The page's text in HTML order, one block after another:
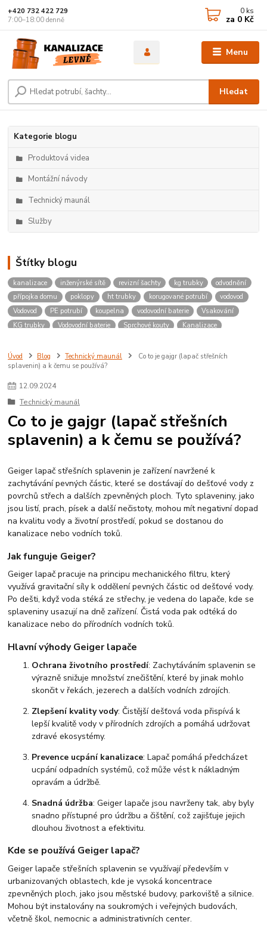
Menu
Hledat
+420 732 422 729
7:00–18:00 denně
0 ks
za 0 Kč
Kategorie blogu
Produktová videa
Montážní návody
Technický maunál
Služby
Štítky blogu
kanalizace inženýrské sítě revizní šachty kg trubky
odvodnění
přípojka domu
poklopy ht trubky korugované potrubí
vodovod
Vodovod
PE potrubí koupelna vodovodní baterie
Vsakování
KG trubky
Vodovodní baterie Sprchové kouty
Kanalizace
Úvod
Blog Technický maunál
Co to je gajgr (lapač střešních
splavenin) a k čemu se používá?
12.09.2024
Technický maunál
Co to je gajgr (lapač střešních
splavenin) a k čemu se používá?
Geiger lapač střešních splavenin je zařízení navržené k
zachytávání pevných částic, které se dostávají do dešťové vody z
povrchů střech a dalších zpevněných ploch. Tyto splaveniny, jako
jsou listí, prach, písek a další nečistoty, mohou mít negativní dopad
na kvalitu vody a životní prostředí, pokud se dostanou do
kanalizace nebo vodních toků.
Jak funguje Geiger?
Geiger lapač pracuje na principu mechanického filtru, který
využívá gravitační síly k oddělení pevných částic od dešťové vody.
Po dešti, když voda stéká ze střechy, je vedena do lapače, kde se
splaveniny usazují na dně zařízení. Čistá voda pak odtéká do
kanalizace nebo do přírodních vodních toků.
Hlavní výhody Geiger lapače
Ochrana životního prostředí: Zachytáváním splavenin se
výrazně snižuje množství znečištění, které by jinak mohlo
skončit v řekách, jezerech a dalších vodních zdrojích.
Zlepšení kvality vody: Čistější dešťová voda přispívá k
lepší kvalitě vody v přírodních zdrojích a pomáhá udržovat
zdravé ekosystémy.
Prevence ucpání kanalizace: Lapač pomáhá předcházet
ucpání odpadních systémů, což může vést k nákladným
opravám a údržbě.
Snadná údržba: Geiger lapače jsou navrženy tak, aby byly
snadno přístupné pro údržbu a čištění, což zajišťuje jejich
dlouhou životnost a efektivitu.
Kde se používá Geiger lapač?
Geiger lapače střešních splavenin se využívají především v
urbanizovaných oblastech, kde je vysoká koncentrace
zpevněných ploch, jako jsou městské budovy, parkoviště a silnice.
Mohou být instalovány na soukromých i veřejných budovách,
včetně škol, nemocnic a administrativních center.